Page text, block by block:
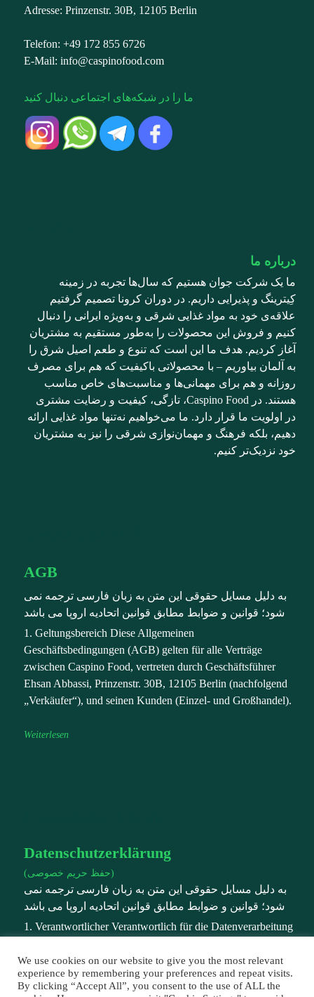
Adresse: Prinzenstr. 30B, 12105 Berlin
Telefon: +49 172 855 6726
E-Mail: info@caspinofood.com
ما را در شبکه‌های اجتماعی دنبال کنید
درباره ما
ما یک شرکت جوان هستیم که سال‌ها تجربه در زمینه
کِیترینگ و پذیرایی داریم. در دوران کرونا تصمیم گرفتیم
علاقه‌ی خود به مواد غذایی شرقی و به‌ویژه ایرانی را دنبال
کنیم و فروش این محصولات را به‌طور مستقیم به مشتریان
آغاز کردیم. هدف ما این است که تنوع و طعم اصیل شرق را
به آلمان بیاوریم – با محصولاتی باکیفیت که هم برای مصرف
روزانه و هم برای مهمانی‌ها و مناسبت‌های خاص مناسب
هستند. در Caspino Food، تازگی، کیفیت و رضایت مشتری
در اولویت ما قرار دارد. ما می‌خواهیم نه‌تنها مواد غذایی ارائه
دهیم، بلکه فرهنگ و مهمان‌نوازی شرقی را نیز به مشتریان
خود نزدیک‌تر کنیم.
AGB
به دلیل مسایل حقوقی این متن به زبان فارسی ترجمه نمی
شود؛ قوانین و ضوابط مطابق قوانین اتحادیه اروپا می باشد
1. Geltungsbereich Diese Allgemeinen
Geschäftsbedingungen (AGB) gelten für alle Verträge
zwischen Caspino Food, vertreten durch Geschäftsführer
Ehsan Abbassi, Prinzenstr. 30B, 12105 Berlin (nachfolgend
„Verkäufer“), und seinen Kunden (Einzel- und Großhandel).
Weiterlesen
Datenschutzerklärung
(حفظ حریم خصوصی)
به دلیل مسایل حقوقی این متن به زبان فارسی ترجمه نمی
شود؛ قوانین و ضوابط مطابق قوانین اتحادیه اروپا می باشد
1. Verantwortlicher Verantwortlich für die Datenverarbeitung
Prinzenstr. 30 B, 12105 Berlin Telefon: +491728556726 E-
Mail: info@caspinofood.com
We use cookies on our website to give you the most relevant
experience by remembering your preferences and repeat visits.
By clicking “Accept All”, you consent to the use of ALL the